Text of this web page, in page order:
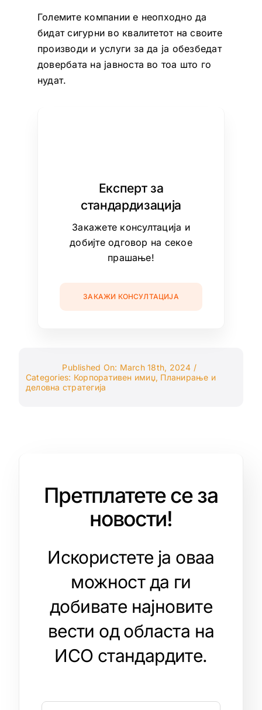
Големите компании е неопходно да
бидат сигурни во квалитетот на своите
производи и услуги за да ја обезбедат
довербата на јавноста во тоа што го
нудат.
Експерт за
стандардизација
Закажете консултација и
добијте одговор на секое
прашање!
ЗАКАЖИ КОНСУЛТАЦИЈА
Published On: March 18th, 2024 /
Categories: Корпоративен имиџ, Планирање и
деловна стратегија
Претплатете се за
новости!
Искористете ја оваа
можност да ги
добивате најновите
вести од областа на
ИСО стандардите.